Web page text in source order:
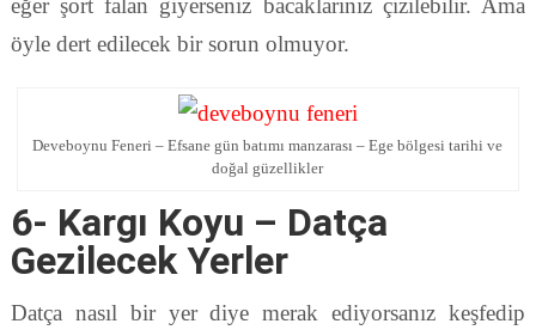
eğer şort falan giyerseniz bacaklarınız çizilebilir. Ama
öyle dert edilecek bir sorun olmuyor.
Deveboynu Feneri – Efsane gün batımı manzarası – Ege bölgesi tarihi ve
doğal güzellikler
6- Kargı Koyu – Datça
Gezilecek Yerler
Datça nasıl bir yer diye merak ediyorsanız keşfedip